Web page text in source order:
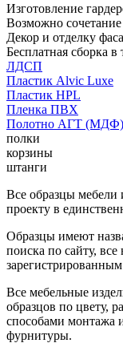
Изготовление
Возможно
Декор и отделку
Бесплатная сборка
ЛДСП
Пластик Alvic Luxe
Пластик HPL
Пленка ПВХ
Полотно АГТ (МДФ)
полки
корзины
штанги
Все образцы мебели
проекту в
Образцы имеют
поиска по сайту, все
Все мебельные
образцов по цвету,
способами монтажа
фурнитуры.